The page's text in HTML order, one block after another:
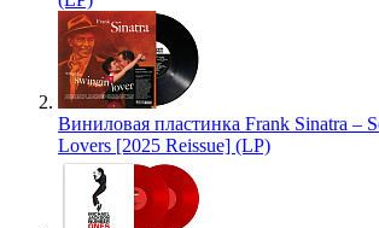
Виниловая пластинка Frank Sinatra –
Lovers [2025 Reissue] (LP)